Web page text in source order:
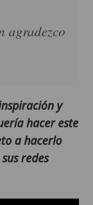
agradezco
y
hacer este
a hacerlo
redes